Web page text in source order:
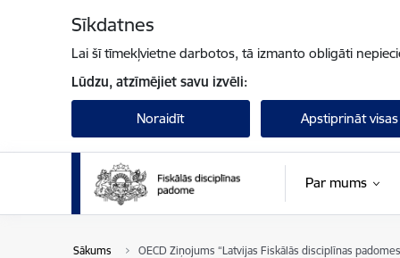
Sīkdatnes
Lai šī tīmekļvietne darbotos, tā izmanto obligāti
Lūdzu, atzīmējiet savu izvēli:
Noraidīt Apstiprināt visas
Par mums
Sākums OECD Ziņojums “Latvijas Fiskālās disciplīnas